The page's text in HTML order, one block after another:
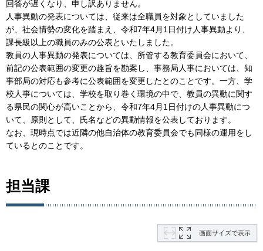
回答が遅くなり、申し訳ありません。
人事異動の発表については、従来は全職員を対象としていました
が、社会情勢の変化を踏まえ、令和7年4月1日付け人事異動より、
課長級以上の職員のみの公表といたしました。
教員の人事異動の発表については、所管する教育委員会において、
前記の公表範囲の変更の趣旨を勘案し、事務局人事においては、知
事部局の対応も参考に公表範囲を変更したとのことです。一方、学
校人事については、学校を取り巻く環境の中で、教員の異動に関す
る県民の関心が高いことから、令和7年4月1日付けの人事異動につ
いて、原則として、氏名などの異動情報を公表しております。
なお、現時点では近隣の他自治体の教育委員会でも同様の運用をし
ているとのことです。
担当課
画面サイズで表示